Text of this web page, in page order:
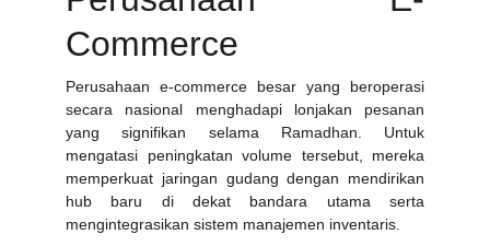
Commerce
Perusahaan e-commerce besar yang beroperasi
secara nasional menghadapi lonjakan pesanan
yang signifikan selama Ramadhan. Untuk
mengatasi peningkatan volume tersebut, mereka
memperkuat jaringan gudang dengan mendirikan
hub baru di dekat bandara utama serta
mengintegrasikan sistem manajemen inventaris.